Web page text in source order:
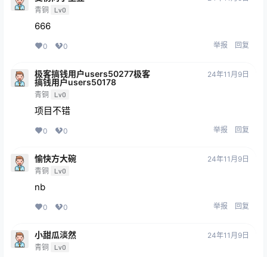
青铜 Lv0
666
0 0 举报 回复
极客搞钱用户users50277极客
搞钱用户users50178
青铜 Lv0
24年11月9日
项目不错
0 0 举报 回复
愉快方大碗
青铜 Lv0
24年11月9日
nb
0 0 举报 回复
小甜瓜淡然
青铜 Lv0
24年11月9日